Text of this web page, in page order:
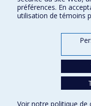
Maison des
internationales
préférences. En
utilisation de témoins
Voir notre politique de